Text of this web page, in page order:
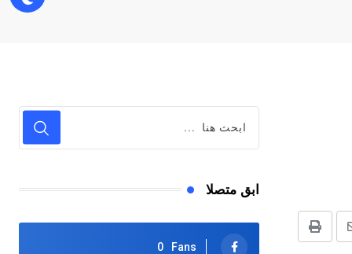
طباعة
ابق متصلا
0 Fans